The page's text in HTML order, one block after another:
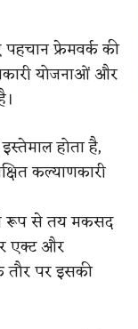
फ्रेमवर्क की
योजनाओं और
होता है,
कल्याणकारी
रूप से तय मकसद
एक्ट और
पर इसकी